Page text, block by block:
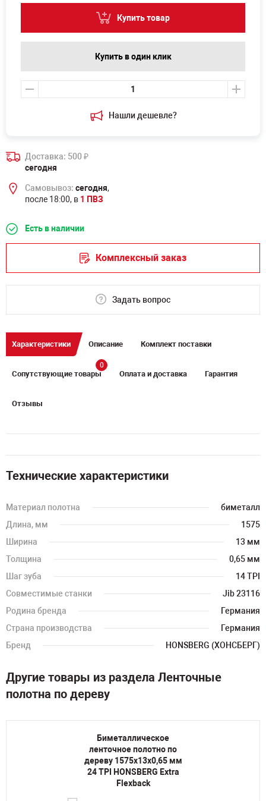
Нашли дешевле?
Купить товар
Купить в один клик
Доставка: 500₽
сегодня
Самовывоз: сегодня,
после 18:00, в 1 ПВЗ
Есть в наличии
Комплексный заказ
Задать вопрос
Характеристики Описание Комплект поставки
Сопутствующие товары
0
Оплата и доставка Гарантия
Отзывы
Технические характеристики
Материал полотна
биметалл
Длина, мм
1575
Ширина
13 мм
Толщина
0,65 мм
Шаг зуба
14 TPI
Совместимые станки
Jib 23116
Родина бренда
Германия
Страна производства
Германия
Бренд
HONSBERG (ХОНСБЕРГ)
Другие товары из раздела Ленточные
полотна по дереву
Биметаллическое
ленточное полотно по
дереву 1575х13х0,65 мм
24 TPI HONSBERG Extra
Flexback